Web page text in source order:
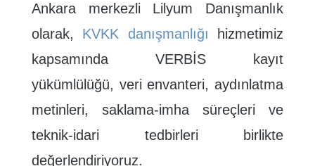
Ankara merkezli Lilyum Danışmanlık
olarak, KVKK danışmanlığı hizmetimiz
kapsamında VERBİS kayıt
yükümlülüğü, veri envanteri, aydınlatma
metinleri, saklama-imha süreçleri ve
teknik-idari tedbirleri birlikte
değerlendiriyoruz.